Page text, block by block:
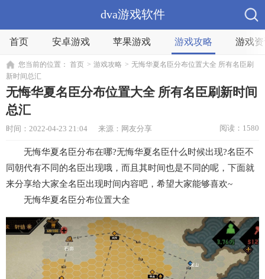
dva游戏软件
首页 安卓游戏 苹果游戏 游戏攻略 游戏
您当前的位置： 首页 > 游戏攻略 > 无悔华夏名臣分布位置大全 所有名臣刷
新时间总汇
无悔华夏名臣分布位置大全 所有名臣刷新时间
总汇
时间：2022-04-23 21:04 来源：网友分享 阅读：1580
无悔华夏名臣分布在哪?无悔华夏名臣什么时候出现?名臣不
同朝代有不同的名臣出现哦，而且其时间也是不同的呢，下面就
来分享给大家全名臣出现时间内容吧，希望大家能够喜欢~
无悔华夏名臣分布位置大全